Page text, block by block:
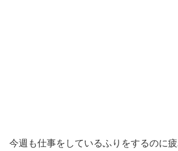
今週も仕事をしているふりをするのに